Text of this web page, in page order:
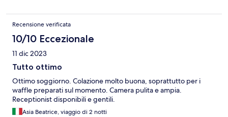
Recensione verificata
10/10 Eccezionale
11 dic 2023
Tutto ottimo
Ottimo soggiorno. Colazione molto buona, soprattutto per i
waffle preparati sul momento. Camera pulita e ampia.
Receptionist disponibili e gentili.
Asia Beatrice, viaggio di 2 notti